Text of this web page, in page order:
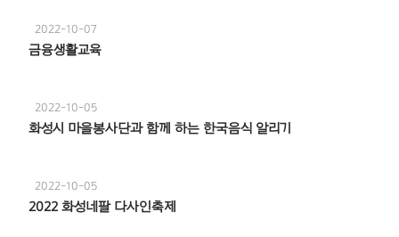
2022-10-07
금융생활교육
2022-10-05
화성시 마을봉사단과 함께 하는 한국음식 알리기
2022-10-05
2022 화성네팔 다사인축제